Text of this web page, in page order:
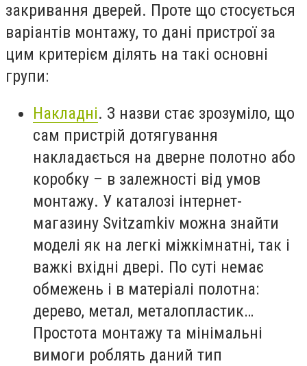
закривання дверей. Проте що стосується
варіантів монтажу, то дані пристрої за
цим критерієм ділять на такі основні
групи:
Накладні. З назви стає зрозуміло, що
сам пристрій дотягування
накладається на дверне полотно або
коробку – в залежності від умов
монтажу. У каталозі інтернет-
магазину Svitzamkiv можна знайти
моделі як на легкі міжкімнатні, так і
важкі вхідні двері. По суті немає
обмежень і в матеріалі полотна:
дерево, метал, металопластик…
Простота монтажу та мінімальні
вимоги роблять даний тип